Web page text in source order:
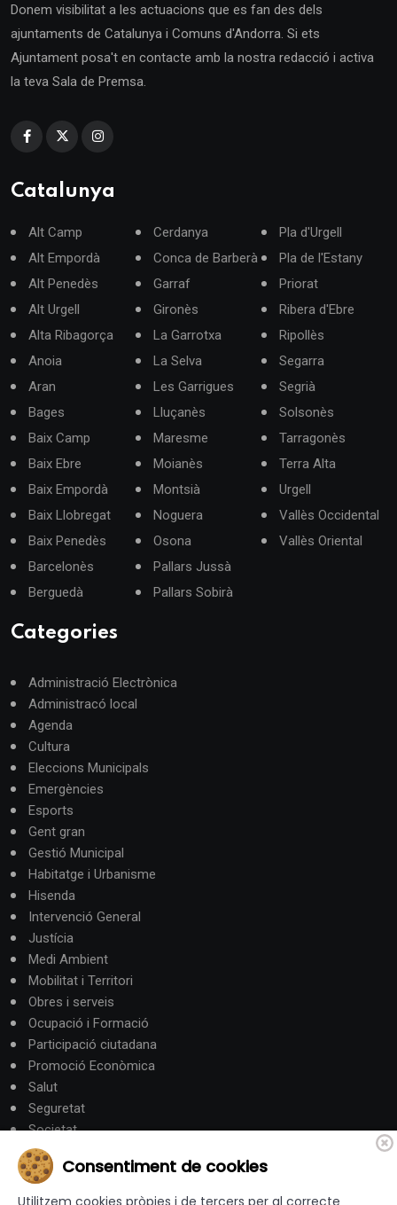
Donem visibilitat a les actuacions que es fan des dels
ajuntaments de Catalunya i Comuns d'Andorra. Si ets
Ajuntament posa't en contacte amb la nostra redacció i activa
la teva Sala de Premsa.
Catalunya
Alt Camp
Alt Empordà
Alt Penedès
Alt Urgell
Alta Ribagorça
Anoia
Aran
Bages
Baix Camp
Baix Ebre
Baix Empordà
Baix Llobregat
Baix Penedès
Barcelonès
Berguedà
Cerdanya
Conca de Barberà
Garraf
Gironès
La Garrotxa
La Selva
Les Garrigues
Lluçanès
Maresme
Moianès
Montsià
Noguera
Osona
Pallars Jussà
Pallars Sobirà
Pla d'Urgell
Pla de l'Estany
Priorat
Ribera d'Ebre
Ripollès
Segarra
Segrià
Solsonès
Tarragonès
Terra Alta
Urgell
Vallès Occidental
Vallès Oriental
Categories
Administració Electrònica
Administracó local
Agenda
Cultura
Eleccions Municipals
Emergències
Esports
Gent gran
Gestió Municipal
Habitatge i Urbanisme
Hisenda
Intervenció General
Justícia
Medi Ambient
Mobilitat i Territori
Obres i serveis
Ocupació i Formació
Participació ciutadana
Promoció Econòmica
Salut
Seguretat
Societat
Turisme
Altres Canals
Consentiment de cookies
Utilitzem cookies pròpies i de tercers per al correcte